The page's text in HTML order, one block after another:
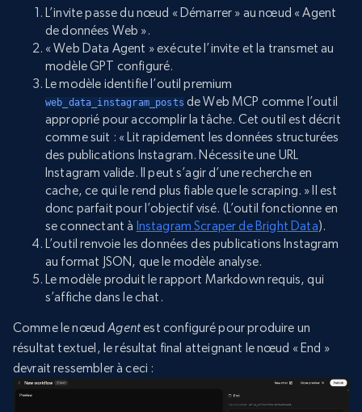
L’invite passe du nœud « Démarrer » au nœud « Agent
de données Web ».
« Web Data Agent » exécute l’invite et la transmet au
modèle GPT configuré.
Le modèle identifie l’outil premium
web_data_instagram_posts de Web MCP comme l’outil
approprié pour accomplir la tâche. Cet outil est décrit
comme suit : « Lit rapidement les données structurées
des publications Instagram. Nécessite une URL
Instagram valide. Il peut s’agir d’une recherche en
cache, ce qui le rend plus fiable que le scraping. » Il est
donc parfait pour l’objectif visé. (L’outil fonctionne en
se connectant à Instagram Scraper de Bright Data).
L’outil renvoie les données des publications Instagram
au format JSON, que le modèle analyse.
Le modèle produit le rapport Markdown requis, qui
s’affiche dans le chat.
Comme le nœudAgentest configuré pour produire un
résultat textuel, le résultat final atteignant le nœud « End »
devrait ressembler à ceci :